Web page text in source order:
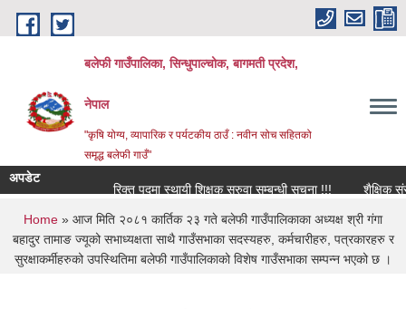
Skip to main content
बलेफी गाउँपालिका, सिन्धुपाल्चोक, बागमती प्रदेश,
नेपाल
"कृषि योग्य, व्यापारिक र पर्यटकीय ठाउँ : नवीन सोच सहितको
समृद्ध बलेफी गाउँ"
अपडेट
रिक्त पदमा स्थायी शिक्षक सरुवा सम्बन्धी सूचना !!!
शैक्षिक
You are here
Home » आज मिति २०८१ कार्तिक २३ गते बलेफी गाउँपालिकाका अध्यक्ष श्री गंगा
बहादुर तामाङ ज्यूको सभाध्यक्षता साथै गाउँसभाका सदस्यहरु, कर्मचारीहरु, पत्रकारहरु र
सुरक्षाकर्मीहरुको उपस्थितिमा बलेफी गाउँपालिकाको विशेष गाउँसभाका सम्पन्न भएको छ ।